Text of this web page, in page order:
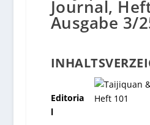
Journal,
Ausgabe 3/
Editoria
l